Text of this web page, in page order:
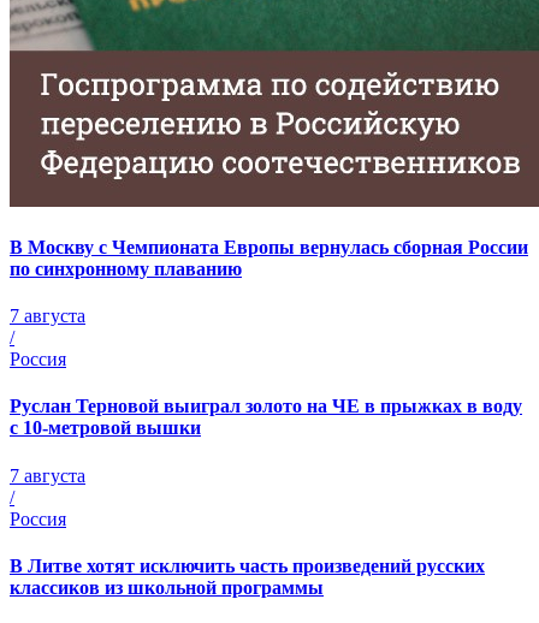
В Москву с Чемпионата Европы вернулась сборная России
по синхронному плаванию
7 августа
/
Россия
Руслан Терновой выиграл золото на ЧЕ в прыжках в воду
с 10-метровой вышки
7 августа
/
Россия
В Литве хотят исключить часть произведений русских
классиков из школьной программы